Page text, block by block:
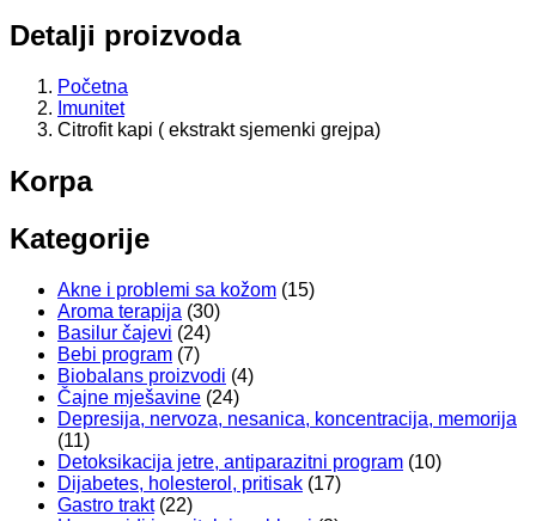
Detalji proizvoda
Početna
Imunitet
Citrofit kapi ( ekstrakt sjemenki grejpa)
Korpa
Kategorije
Akne i problemi sa kožom (15)
Aroma terapija (30)
Basilur čajevi (24)
Bebi program (7)
Biobalans proizvodi (4)
Čajne mješavine (24)
Depresija, nervoza, nesanica, koncentracija, memorija
(11)
Detoksikacija jetre, antiparazitni program (10)
Dijabetes, holesterol, pritisak (17)
Gastro trakt (22)